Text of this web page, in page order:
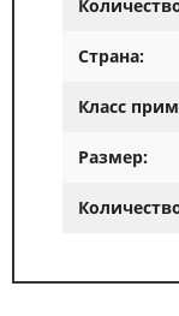
Страна:
Класс
Размер: